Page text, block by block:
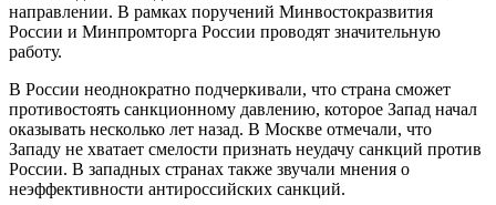
направлении. В рамках поручений Минвостокразвития
России и Минпромторга России проводят значительную
работу.
В России неоднократно подчеркивали, что страна сможет
противостоять санкционному давлению, которое Запад начал
оказывать несколько лет назад. В Москве отмечали, что
Западу не хватает смелости признать неудачу санкций против
России. В западных странах также звучали мнения о
неэффективности антироссийских санкций.